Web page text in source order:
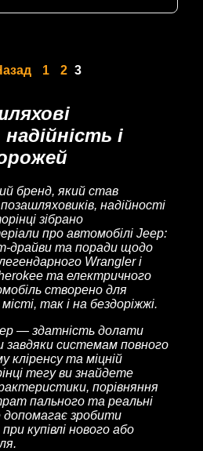
1 2 3
і
бренд, який став
надійності
зібрано
про автомобілі Jeep:
драйви та поради щодо
Wrangler і
та електричного
створено для
так і на бездоріжжі.
— здатність долати
завдяки системам повного
кліренсу та міцній
тегу ви знайдете
порівняння
пального та реальні
допомагає зробити
купівлі нового або